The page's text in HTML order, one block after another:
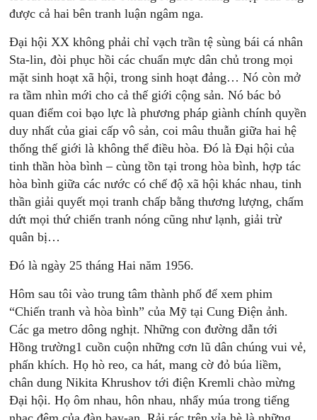
được cả hai bên tranh luận ngâm nga.
Ðại hội XX không phải chỉ vạch trần tệ sùng bái cá nhân
Sta-lin, đòi phục hồi các chuẩn mực dân chủ trong mọi
mặt sinh hoạt xã hội, trong sinh hoạt đảng… Nó còn mở
ra tầm nhìn mới cho cả thế giới cộng sản. Nó bác bỏ
quan điểm coi bạo lực là phương pháp giành chính quyền
duy nhất của giai cấp vô sản, coi mâu thuẫn giữa hai hệ
thống thế giới là không thể điều hòa. Ðó là Ðại hội của
tinh thần hòa bình – cùng tồn tại trong hòa bình, hợp tác
hòa bình giữa các nước có chế độ xã hội khác nhau, tinh
thần giải quyết mọi tranh chấp bằng thương lượng, chấm
dứt mọi thứ chiến tranh nóng cũng như lạnh, giải trừ
quân bị…
Ðó là ngày 25 tháng Hai năm 1956.
Hôm sau tôi vào trung tâm thành phố để xem phim
“Chiến tranh và hòa bình” của Mỹ tại Cung Ðiện ảnh.
Các ga metro dông nghịt. Những con đường dẫn tới
Hồng trường1 cuồn cuộn những cơn lũ dân chúng vui vẻ,
phấn khích. Họ hò reo, ca hát, mang cờ đỏ búa liềm,
chân dung Nikita Khrushov tới điện Kremli chào mừng
Ðại hội. Họ ôm nhau, hôn nhau, nhẩy múa trong tiếng